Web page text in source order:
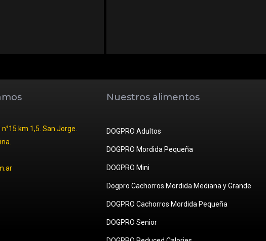
km 1,5. San Jorge.
Nuestros alimentos
DOGPRO Adultos
DOGPRO Mordida Pequeña
DOGPRO Mini
Dogpro Cachorros Mordida Mediana y Grande
DOGPRO Cachorros Mordida Pequeña
DOGPRO Senior